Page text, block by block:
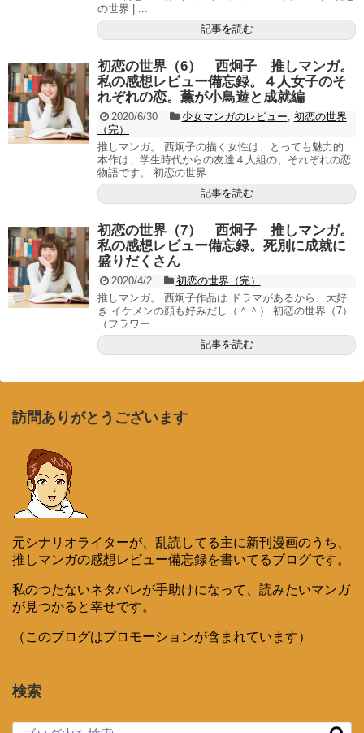
の世界 | ...
記事を読む
初恋の世界（6） 西炯子 推しマンガ。
私の感想レビュー備忘録。４人女子のそ
れぞれの恋。薫が小鳥遊と成就編
2020/6/30 少女マンガのレビュー 初恋の世界
（完）
推しマンガ。 西炯子の描く女性は、とっても魅力的
本作は、学生時代からの友達４人組の、それぞれの恋
物語です。 初恋の世界...
記事を読む
初恋の世界（7） 西炯子 推しマンガ。
私の感想レビュー備忘録。死別に成就に
盛りだくさん
2020/4/2
初恋の世界（完）
推しマンガ。 西炯子作品は ドラマがあるから、大好
き イケメンの顔も好みだし（＾＾） 初恋の世界（7）
（フラワー...
記事を読む
訪問ありがとうございます
元シナリオライターが、乱読してる主に新刊漫画のうち、
推しマンガの感想レビュー備忘録を書いてるブログです。
私のつたないネタバレが手助けになって、読みたいマンガ
が見つかると幸せです。
（このブログはプロモーションが含まれています）
検索